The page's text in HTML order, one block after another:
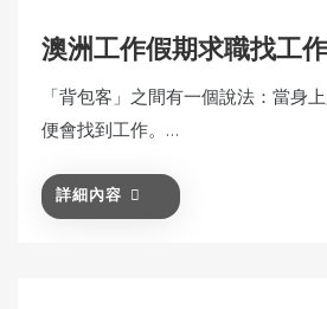
澳洲工作假期求職找工
「背包客」之間有一個說法：當身
便會找到工作。…
詳細內容